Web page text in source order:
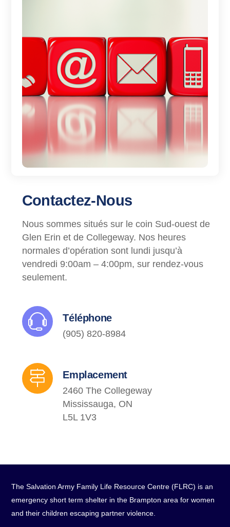
Contactez-Nous
Nous sommes situés sur le coin Sud-ouest de
Glen Erin et de Collegeway. Nos heures
normales d’opération sont lundi jusqu’à
vendredi 9:00am – 4:00pm, sur rendez-vous
seulement.
Téléphone
(905) 820-8984
Emplacement
2460 The Collegeway
Mississauga, ON
L5L 1V3
The Salvation Army Family Life Resource Centre (FLRC) is an
emergency short term shelter in the Brampton area for women
and their children escaping partner violence.